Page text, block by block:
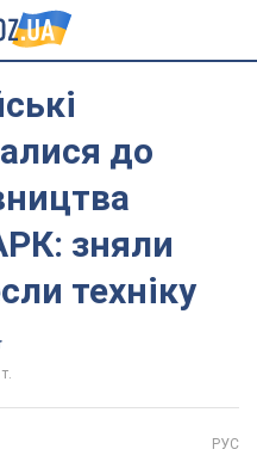
до
зняли
техніку
РУС